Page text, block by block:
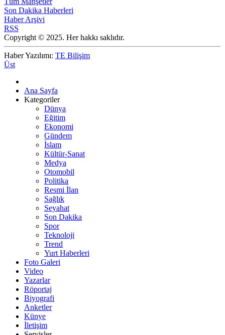
Son Dakika Haberleri
Haber Arşivi
RSS
Copyright © 2025. Her hakkı saklıdır.
Haber Yazılımı: TE Bilişim
Üst
Ana Sayfa
Kategoriler
Dünya
Eğitim
Ekonomi
Gündem
İslam
Kültür-Sanat
Medya
Otomobil
Politika
Resmi İlan
Sağlık
Seyahat
Son Dakika
Spor
Teknoloji
Trend
Yurt Haberleri
Foto Galeri
Video
Yazarlar
Röportaj
Biyografi
Anketler
Künye
İletişim